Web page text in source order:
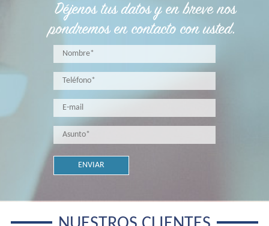
Déjenos tus datos y en breve nos
pondremos en contacto con usted.